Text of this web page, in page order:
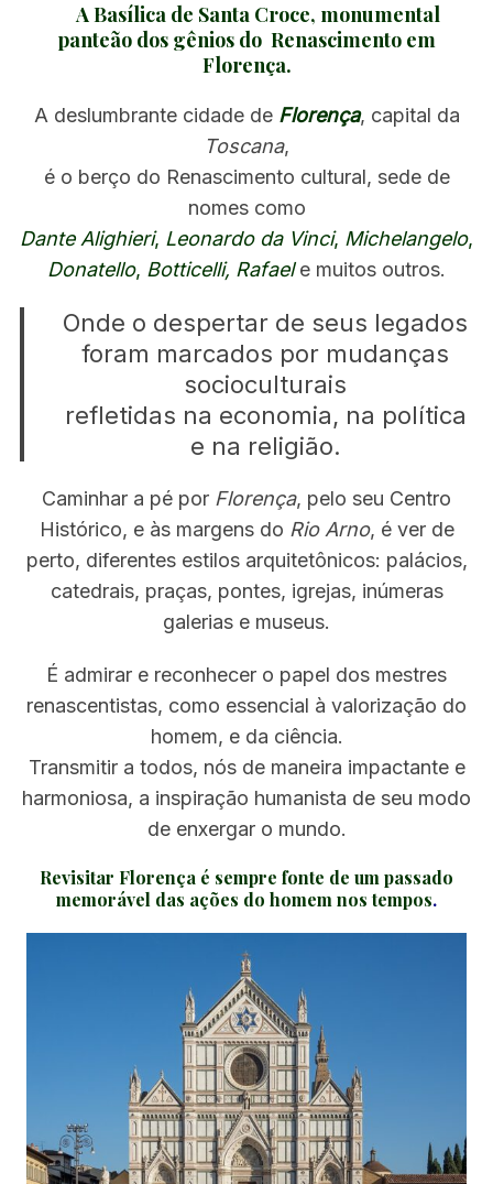
A Basílica de Santa Croce, monumental
panteão dos gênios do Renascimento em
Florença.
A deslumbrante cidade de Florença, capital da
Toscana,
é o berço do Renascimento cultural, sede de
nomes como
Dante Alighieri, Leonardo da Vinci, Michelangelo,
Donatello, Botticelli, Rafael e muitos outros.
Onde o despertar de seus legados
foram marcados por mudanças
socioculturais
refletidas na economia, na política
e na religião.
Caminhar a pé por Florença, pelo seu Centro
Histórico, e às margens do Rio Arno, é ver de
perto, diferentes estilos arquitetônicos: palácios,
catedrais, praças, pontes, igrejas, inúmeras
galerias e museus.
É admirar e reconhecer o papel dos mestres
renascentistas, como essencial à valorização do
homem, e da ciência.
Transmitir a todos, nós de maneira impactante e
harmoniosa, a inspiração humanista de seu modo
de enxergar o mundo.
Revisitar Florença é sempre fonte de um passado
memorável das ações do homem nos tempos.